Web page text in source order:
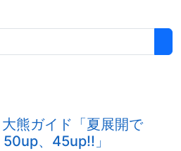
熊ガイド「夏展開で
、45up!!」